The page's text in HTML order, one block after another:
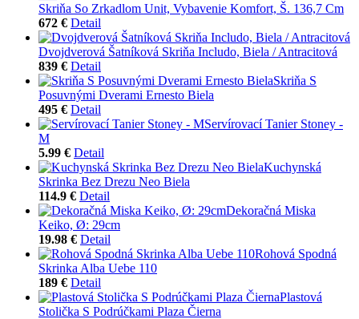
Skriňa So Zrkadlom Unit, Vybavenie Komfort, Š. 136,7 Cm
672 € Detail
Dvojdverová Šatníková Skriňa Includo, Biela / Antracitová
839 € Detail
Skriňa S
Posuvnými Dverami Ernesto Biela
495 € Detail
Servírovací Tanier Stoney -
M
5.99 € Detail
Kuchynská
Skrinka Bez Drezu Neo Biela
114.9 € Detail
Dekoračná Miska
Keiko, Ø: 29cm
19.98 € Detail
Rohová Spodná
Skrinka Alba Uebe 110
189 € Detail
Plastová
Stolička S Podrúčkami Plaza Čierna